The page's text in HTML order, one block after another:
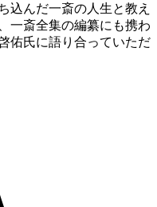
込んだ一斎の人生と教え
一斎全集の編纂にも携わ
佑氏に語り合っていただ